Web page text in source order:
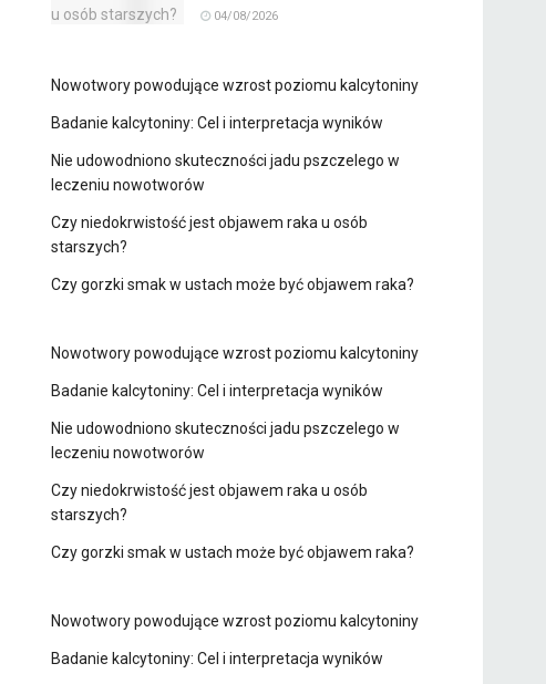
04/08/2026
Nowotwory powodujące wzrost poziomu kalcytoniny
Badanie kalcytoniny: Cel i interpretacja wyników
Nie udowodniono skuteczności jadu pszczelego w
leczeniu nowotworów
Czy niedokrwistość jest objawem raka u osób
starszych?
Czy gorzki smak w ustach może być objawem raka?
Nowotwory powodujące wzrost poziomu kalcytoniny
Badanie kalcytoniny: Cel i interpretacja wyników
Nie udowodniono skuteczności jadu pszczelego w
leczeniu nowotworów
Czy niedokrwistość jest objawem raka u osób
starszych?
Czy gorzki smak w ustach może być objawem raka?
Nowotwory powodujące wzrost poziomu kalcytoniny
Badanie kalcytoniny: Cel i interpretacja wyników